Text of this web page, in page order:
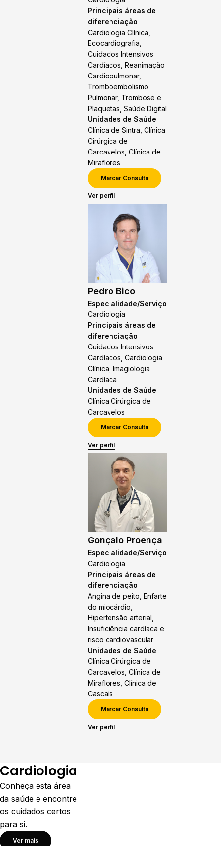
Principais áreas de
diferenciação
Cardiologia Clínica,
Ecocardiografia,
Cuidados Intensivos
Cardíacos, Reanimação
Cardiopulmonar,
Tromboembolismo
Pulmonar, Trombose e
Plaquetas, Saúde Digital
Unidades de Saúde
Clínica de Sintra, Clínica
Cirúrgica de
Carcavelos, Clínica de
Miraflores
Marcar Consulta
Ver perfil
Pedro Bico
Especialidade/Serviço
Cardiologia
Principais áreas de
diferenciação
Cuidados Intensivos
Cardíacos, Cardiologia
Clínica, Imagiologia
Cardíaca
Unidades de Saúde
Clínica Cirúrgica de
Carcavelos
Marcar Consulta
Ver perfil
Gonçalo Proença
Especialidade/Serviço
Cardiologia
Principais áreas de
diferenciação
Angina de peito, Enfarte
do miocárdio,
Hipertensão arterial,
Insuficiência cardíaca e
risco cardiovascular
Unidades de Saúde
Clínica Cirúrgica de
Carcavelos, Clínica de
Miraflores, Clínica de
Cascais
Marcar Consulta
Ver perfil
Cardiologia
Conheça esta área
da saúde e encontre
os cuidados certos
para si.
Ver mais